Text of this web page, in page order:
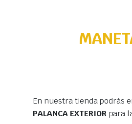
En nuestra tienda podrás
PALANCA EXTERIORpara